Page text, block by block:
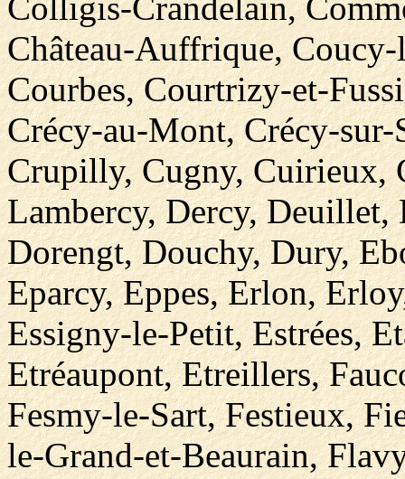
Colligis-Crandelain,
Château-Auffrique,
Courbes, Courtrizy-et-
Crécy-au-Mont, Crécy-
Crupilly, Cugny, Cuirieux,
Lambercy, Dercy,
Dorengt, Douchy, Dury,
Eparcy, Eppes, Erlon,
Essigny-le-Petit, Estrées,
Etréaupont, Etreillers,
Fesmy-le-Sart, Festieux,
le-Grand-et-Beaurain,